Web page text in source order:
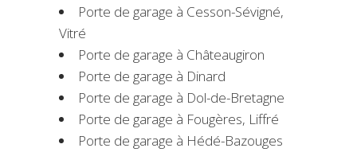
Porte de garage à Cesson-Sévigné,
Vitré
Porte de garage à Châteaugiron
Porte de garage à Dinard
Porte de garage à Dol-de-Bretagne
Porte de garage à Fougères, Liffré
Porte de garage à Hédé-Bazouges